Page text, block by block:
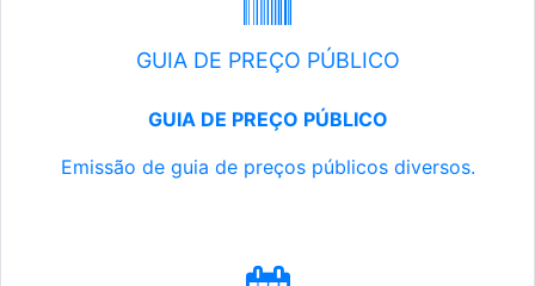
GUIA DE PREÇO PÚBLICO
GUIA DE PREÇO PÚBLICO
Emissão de guia de preços públicos diversos.